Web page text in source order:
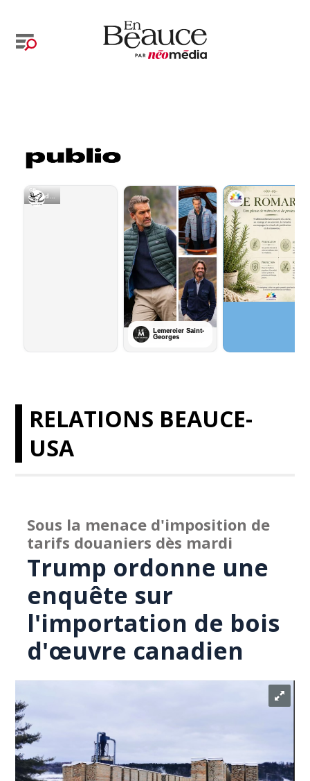
RELATIONS BEAUCE-
USA
Sous la menace d'imposition de
tarifs douaniers dès mardi
Trump ordonne une
enquête sur
l'importation de bois
d'œuvre canadien